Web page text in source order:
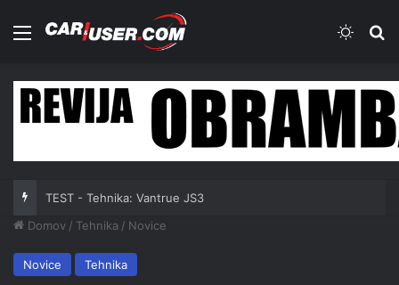
Meni
TEST - Tehnika: Vantrue JS3
Domov / Tehnika / Novice
Novice Tehnika